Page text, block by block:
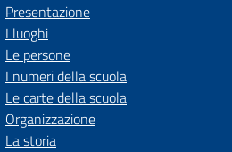
Presentazione
I luoghi
Le persone
I numeri della scuola
Le carte della scuola
Organizzazione
La storia